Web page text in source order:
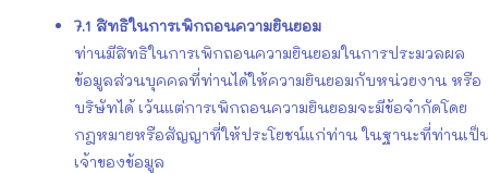
7.1 สิทธิในการเพิกถอนความยินยอม
ท่านมีสิทธิในการเพิกถอนความยินยอมในการประมวลผล
ข้อมูลส่วนบุคคลที่ท่านได้ให้ความยินยอมกับหน่วยงาน หรือ
บริษัทได้ เว้นแต่การเพิกถอนความยินยอมจะมีข้อจำกัดโดย
กฎหมายหรือสัญญาที่ให้ประโยชน์แก่ท่าน ในฐานะที่ท่านเป็
เจ้าของข้อมูล